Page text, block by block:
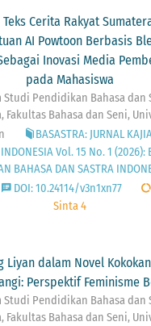
Cerita Rakyat
AI Powtoon Berbasis
Inovasi Media
pada Mahasiswa
Studi Pendidikan Bahasa dan
Fakultas Bahasa dan Seni,
BASASTRA: JURNAL
Vol. 15 No. 1 (2026):
BAHASA DAN SASTRA
DOI: 10.24114/v3n1xn77
Sinta 4
Liyan dalam Novel
Perspektif Feminisme
Studi Pendidikan Bahasa dan
Fakultas Bahasa dan Seni,